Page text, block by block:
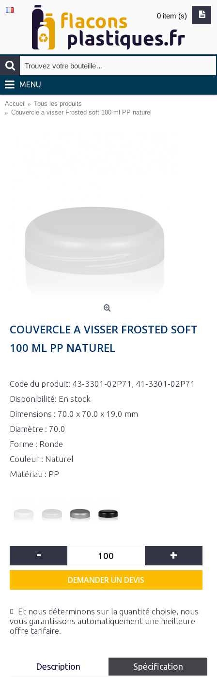
0 item (s)
MENU
Accueil
Tous les produits
Couvercle a visser Frosted soft 100 ml PP naturel
COUVERCLE A VISSER FROSTED SOFT
100 ML PP NATUREL
Code du produit: 43-3301-02P71, 41-3301-02P71
Disponibilité: En stock
Dimensions : 70.0 x 70.0 x 19.0 mm
Diamètre : 70.0
Forme : Ronde
Couleur : Naturel
Matériau : PP
- +
DEMANDER UN DEVIS
Et nous déterminons sur la quantité choisie, nous
vous garantissons automatiquement une meilleure
offre tarifaire.
Description Spécification